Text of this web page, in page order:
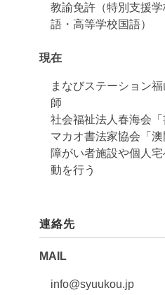
教諭免許（特別支援
語・高等学校国語）
現在
まなびステーション
師
社会福祉法人春海会
マカオ書法家協会「
障がい者施設や個人
動を行う
連絡先
MAIL
info@syuukou.jp